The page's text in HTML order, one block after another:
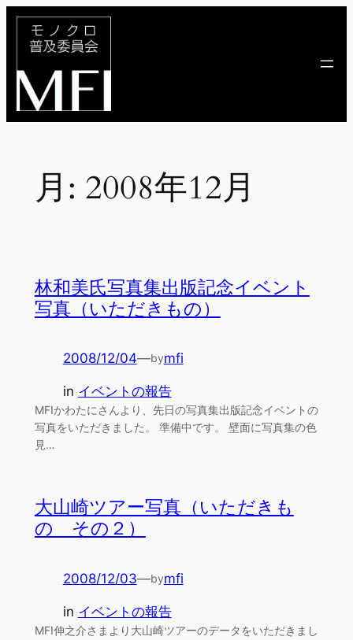
内
ッ
月: 2008年12月
林和美氏写真集出版記念イベント
写真（いただきもの）
2008/12/04—bymfi
in イベントの報告
MFIかわたにさんより、先日の写真集出版記念イベントの
写真をいただきました。 準備中です。 壁面に写真集の色
見…
大山崎ツアー写真（いただきも
の その２）
2008/12/03—bymfi
in イベントの報告
MFI伸之介さまより大山崎ツアーのデータをいただきまし